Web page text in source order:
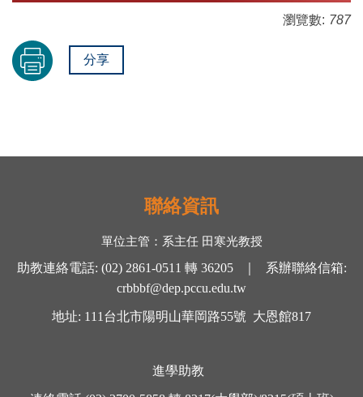
瀏覽數: 787
分享
聯絡資訊
單位主管： 系主任 田寒光教授
助教連絡電話: (02) 2861-0511 轉36205 ｜ 系辦聯絡信箱:
crbbbf@dep.pccu.edu.tw
地址: 111 台北市陽明山華岡路55號 大恩館817
進學助教